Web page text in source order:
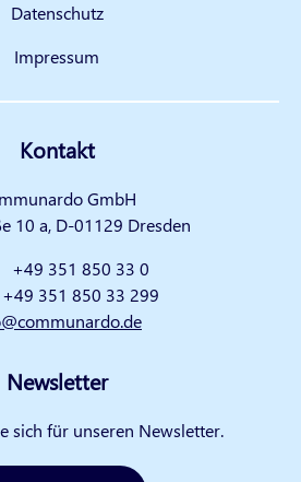
Datenschutz
Impressum
Kontakt
GmbH
10 a, D-01129 Dresden
+49 351 850 33 0
+49 351 850 33 299
Newsletter
sich für unseren Newsletter.